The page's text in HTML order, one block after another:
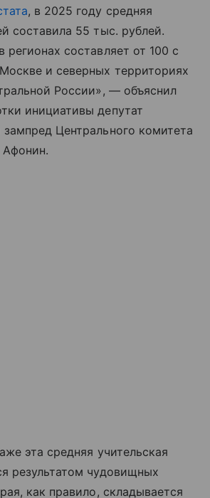
, в 2025 году средняя
составила 55 тыс. рублей.
регионах составляет от 100 с
и северных территориях
России», — объяснил
инициативы депутат
Центрального комитета
эта средняя учительская
результатом чудовищных
как правило, складывается